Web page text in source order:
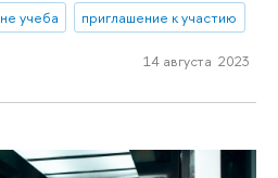
не учеба приглашение к участию
14 августа 2023